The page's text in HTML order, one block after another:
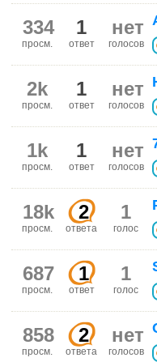
нет
голосов
1
ответ
334
просм.
нет
голосов
1
ответ
2k
просм.
нет
голосов
1
ответ
1k
просм.
1
голос
2
ответа
18k
просм.
1
голос
1
ответ
687
просм.
нет
голосов
2
ответа
858
просм.